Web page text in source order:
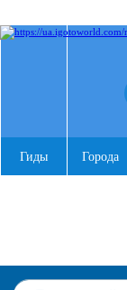
Гиды Города